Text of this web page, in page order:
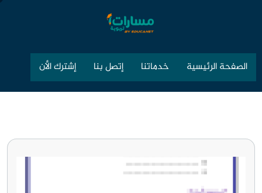
الصفحة الرئيسية خدماتنا إتصل بنا إشترك الأن